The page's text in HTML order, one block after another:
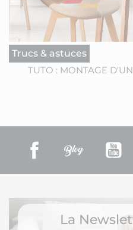
Trucs & astuces
TUTO : MONTAGE
Facebook
La